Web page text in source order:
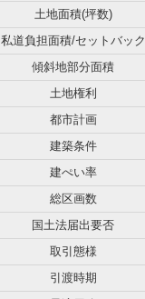
土地面積(坪数)
私道負担面積/セットバック
傾斜地部分面積
土地権利
都市計画
建築条件
建ぺい率
総区画数
国土法届出要否
取引態様
引渡時期